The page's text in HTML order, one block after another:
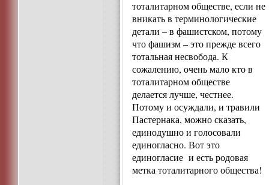
тоталитарном обществе, если не
вникать в терминологические
детали – в фашистском, потому
что фашизм – это прежде всего
тотальная несвобода. К
сожалению, очень мало кто в
тоталитарном обществе
делается лучше, честнее.
Потому и осуждали, и травили
Пастернака, можно сказать,
единодушно и голосовали
единогласно. Вот это
единогласие и есть родовая
метка тоталитарного общества!